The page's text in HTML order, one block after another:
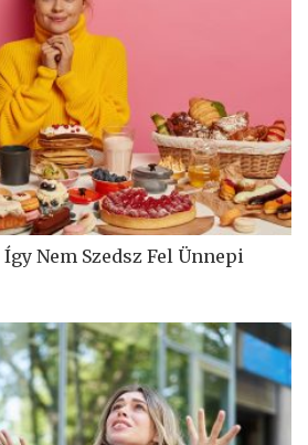
Nem Szedsz Fel Ünnepi